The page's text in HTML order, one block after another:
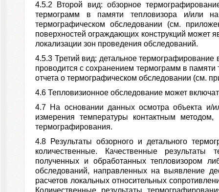
4.5.2 Второй вид: обзорное
термограмм в памяти тепловизора и/или
термографическом обследовании (см.
поверхностей ограждающих конструкций может
локализации зон проведения обследований.
4.5.3 Третий вид: детальное
проводится с сохранением термограмм в
отчета о термографическом обследовании (см.
4.6 Тепловизионное обследование может
4.7 На основании данных осмотра объекта и/
измерения температуры контактным
термографирования.
4.8 Результаты обзорного и детального
количественные. Качественные
полученных и обработанных тепловизором
обследований, направленных на выявление
расчетов локальных относительных